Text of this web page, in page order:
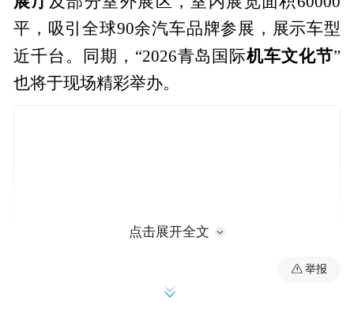
平，吸引全球90余汽车品牌参展，展示车型
近千台。同期，“2026青岛国际机车文化节”
也将于现场精彩举办。
点击展开全文
举报